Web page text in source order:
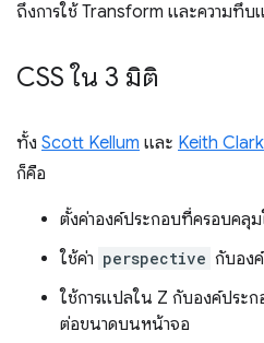
ถึงการใช้ Transform และความทึบ
CSS ใน 3 มิติ
ทั้ง Scott Kellum และ Keith Clark
ก็คือ
ตั้งค่าองค์ประกอบที่ครอบคลุม
ใช้ค่า perspective กับอง
ใช้การแปลใน Z กับองค์ประ
ต่อขนาดบนหน้าจอ